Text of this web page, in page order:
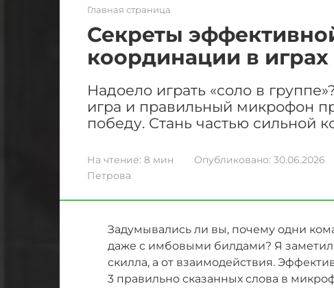
Главная страница
Секреты
координации в играх
Надоело играть «соло в
игра и правильный микрофон
победу. Стань частью сильной
На чтение: 8 мин Опубликовано: 30.06.2026
Петрова
Задумывались ли вы, почему одни
даже с имбовыми билдами? Я заметил,
скилла, а от взаимодействия.
3 правильно сказанных слова в